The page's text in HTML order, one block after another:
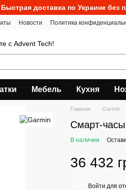
доставка по Украине без
Новости Политика
с Advent Tech!
Мебель Кухня
Главная Garmin
Смарт-
В наличии
36 432
Войти для